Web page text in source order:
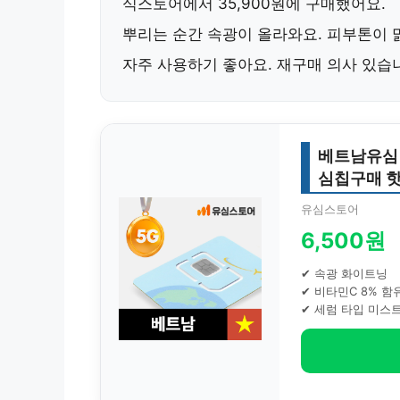
식스토어 에서 35,900원에 구매했어요.
뿌리는 순간 속광이 올라와요. 피부톤이
자주 사용하기 좋아요. 재구매 의사 있습
베트남유
심칩구매
유심스토어
6,500원
✔ 속광 화이트닝
✔ 비타민C 8% 함
✔ 세럼 타입 미스